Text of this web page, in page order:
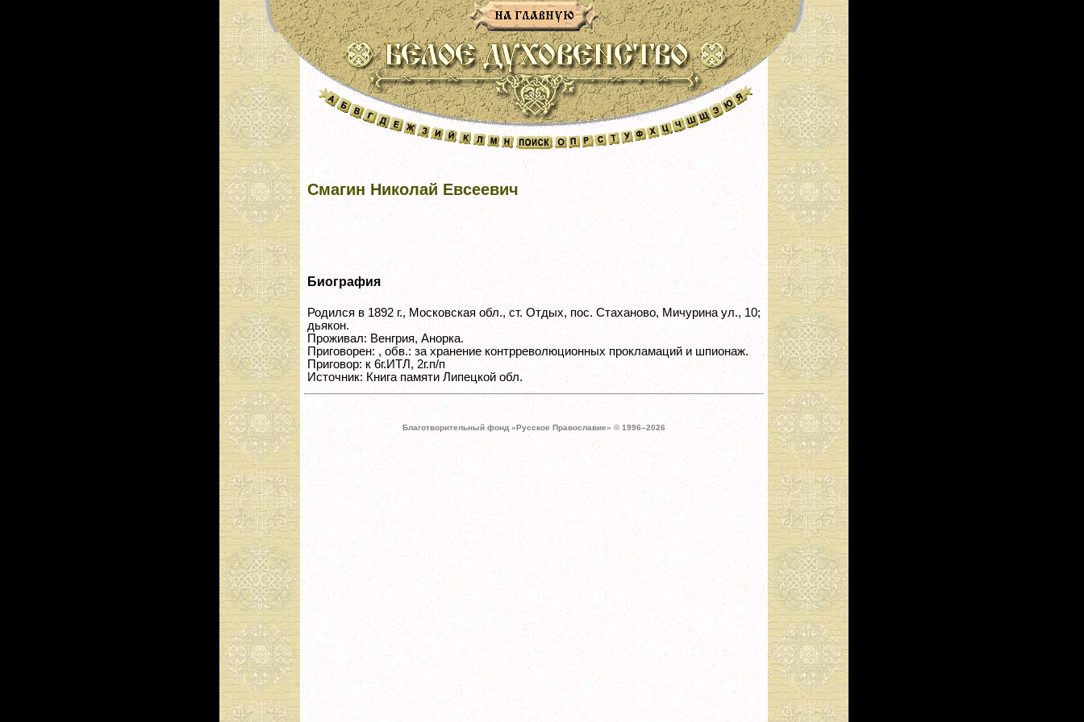
Смагин Николай Евсеевич
Биография
Родился в 1892 г., Московская обл., ст. Отдых, пос. Стаханово, Мичурина ул., 10;
дьякон.
Проживал: Венгрия, Анорка.
Приговорен: , обв.: за хранение контрреволюционных прокламаций и шпионаж.
Приговор: к 6г.ИТЛ, 2г.п/п
Источник: Книга памяти Липецкой обл.
Благотворительный фонд «Русское Православие» © 1996–2026